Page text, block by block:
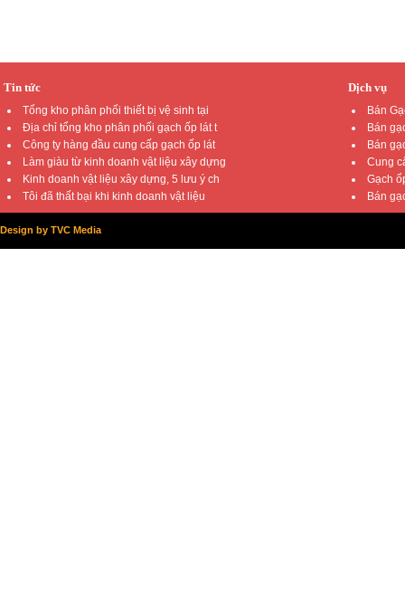
Tin tức
Tổng kho phân phối thiết bị vệ sinh tại
Địa chỉ tổng kho phân phối gạch ốp lát t
Công ty hàng đầu cung cấp gạch ốp lát
Làm giàu từ kinh doanh vật liệu xây dựng
Kinh doanh vật liệu xây dựng, 5 lưu ý ch
Tôi đã thất bại khi kinh doanh vật liệu
Dịch vụ
Bán
Bán
Bán
Cung
Gạch
Bán
Design by TVC Media